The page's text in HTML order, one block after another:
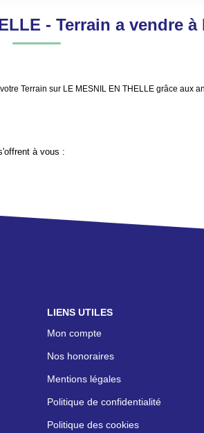
- Terrain a vendre à
Terrain sur LE MESNIL EN THELLE grâce aux
à vous :
LIENS UTILES
Mon compte
Nos honoraires
Mentions légales
Politique de confidentialité
Politique des cookies